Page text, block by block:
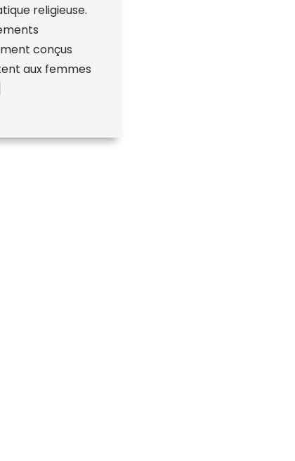
religieuse.
conçus
aux femmes